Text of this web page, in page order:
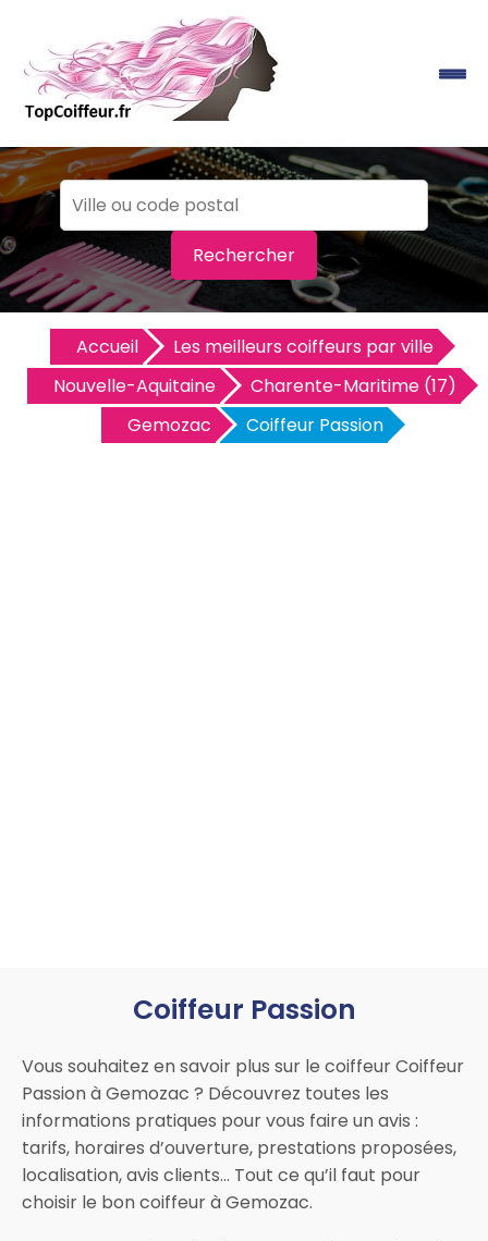
Rechercher
Accueil
Les meilleurs coiffeurs par ville
Nouvelle-Aquitaine
Charente-Maritime (17)
Gemozac
Coiffeur Passion
Coiffeur Passion
Vous souhaitez en savoir plus sur le coiffeur Coiffeur
Passion à Gemozac ? Découvrez toutes les
informations pratiques pour vous faire un avis :
tarifs, horaires d’ouverture, prestations proposées,
localisation, avis clients… Tout ce qu’il faut pour
choisir le bon coiffeur à Gemozac.